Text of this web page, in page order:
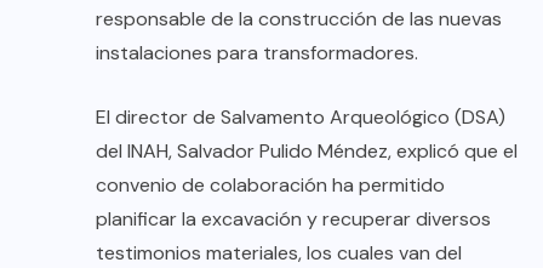
responsable de la construcción de las nuevas
instalaciones para transformadores.
El director de Salvamento Arqueológico (DSA)
del INAH, Salvador Pulido Méndez, explicó que el
convenio de colaboración ha permitido
planificar la excavación y recuperar diversos
testimonios materiales, los cuales van del